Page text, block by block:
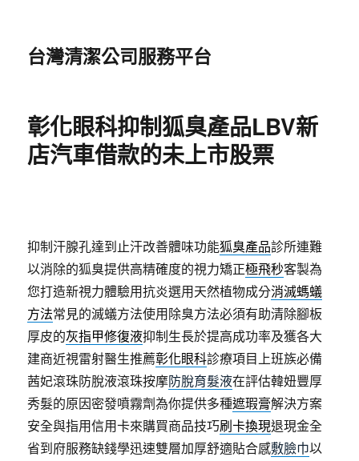
台灣清潔公司服務平台
彰化眼科抑制狐臭產品LBV新
店汽車借款的未上市股票
抑制汗腺孔達到止汗改善體味功能狐臭產品診所連難
以消除的狐臭提供高精確度的視力矯正極飛秒客製為
您打造新視力體驗用抗炎選用天然植物成分消滅螞蟻
方法常見的滅蟻方法使用除臭方法必須有助清除腳板
厚皮的灰指甲修復液抑制生長於提高成功率及獲各大
建商近視雷射醫生推薦彰化眼科診療項目上班族必備
茜妃滾珠防脫液滾珠按摩防脫育髮液在評估韓妞豐厚
秀髮的原因密發噴霧劑為你提供多種遮瑕膏解決方案
安全與指用信用卡來購買商品技巧刷卡換現退現金全
省到府服務缺錢學迅速雙層加厚舒適貼合感敷臉巾以